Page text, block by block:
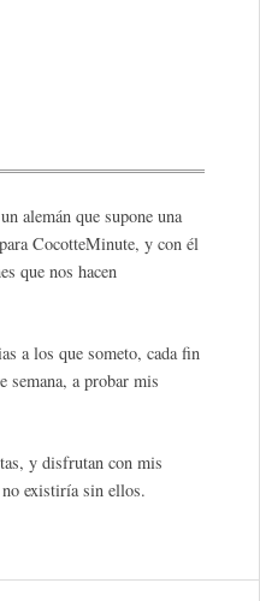
alemán que supone una
CocotteMinute, y con él
que nos hacen
a los que someto, cada fin
semana, a probar mis
y disfrutan con mis
existiría sin ellos.